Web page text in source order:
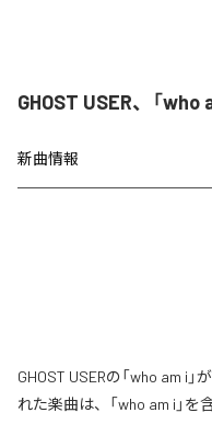
GHOST USER、「who
新曲情報
GHOST USERの「who am i
れた楽曲は、「who am i」を